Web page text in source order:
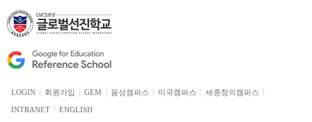
LOGIN 회원가입 GEM 음성캠퍼스 미국캠퍼스 세종창의캠퍼스
INTRANET ENGLISH